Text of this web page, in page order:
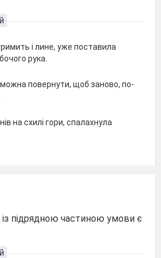
і лине, уже поставила
рука.
можна повернути, щоб заново, по-
на схилі гори, спалахнула
підрядною частиною умови є